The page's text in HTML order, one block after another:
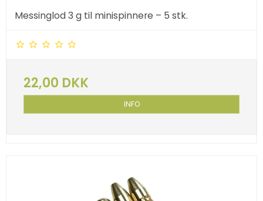
Messinglod 3 g til minispinnere – 5 stk.
22,00 DKK
INFO